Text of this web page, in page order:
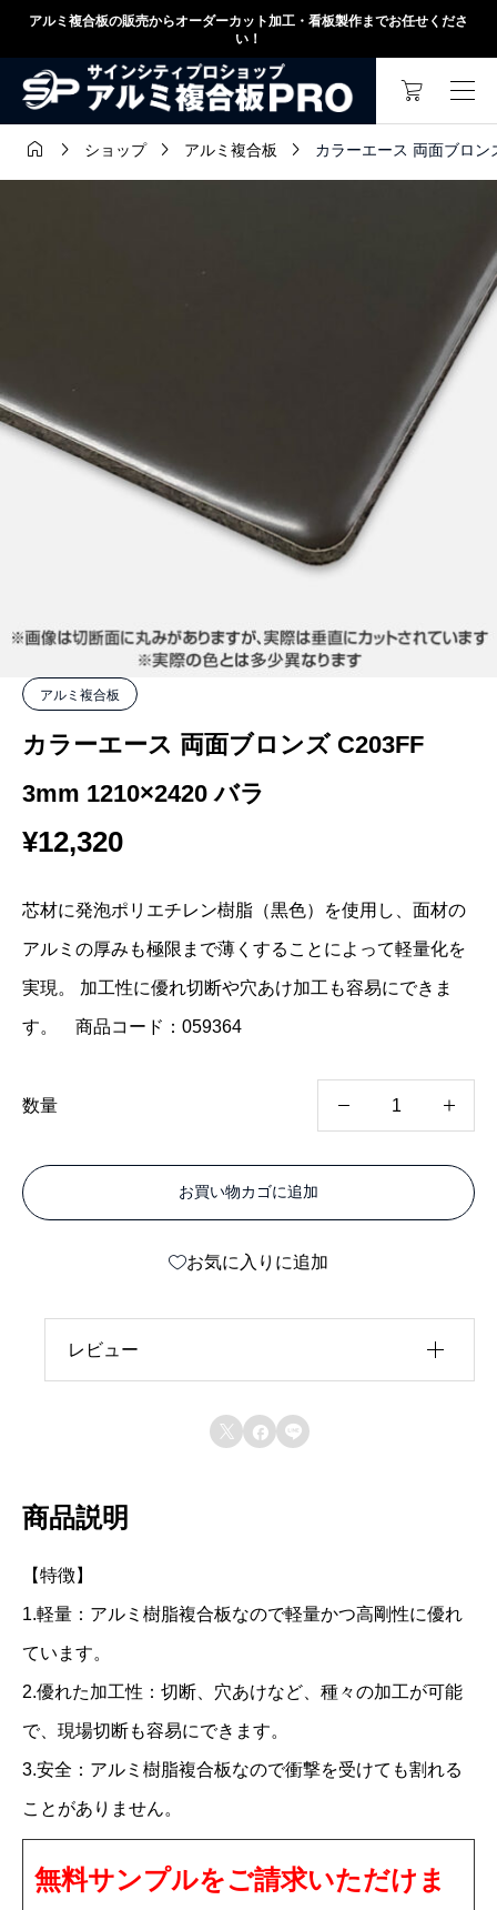
アルミ複合板の販売からオーダーカット加工・看板製作までお任せくださ
い！
  ショップ  アルミ複合板  カラーエース 両面ブロ
アルミ複合板
カラーエース 両面ブロンズ C203FF
3mm 1210×2420 バラ
¥12,320
芯材に発泡ポリエチレン樹脂（黒色）を使用し、面材の
アルミの厚みも極限まで薄くすることによって軽量化を
実現。 加工性に優れ切断や穴あけ加工も容易にできま
す。 商品コード：059364
数量
ラ
ー
ブ
F
m
1
2
お買い物カゴに追加
お気に入りに追加
レビュー
レビュー投稿には、会員登録が必要です。
会員登録する
  
商品説明
【特徴】
1.軽量：アルミ樹脂複合板なので軽量かつ高剛性に優れ
ています。
2.優れた加工性：切断、穴あけなど、種々の加工が可能
で、現場切断も容易にできます。
3.安全：アルミ樹脂複合板なので衝撃を受けても割れる
ことがありません。
無料サンプルをご請求いただけま